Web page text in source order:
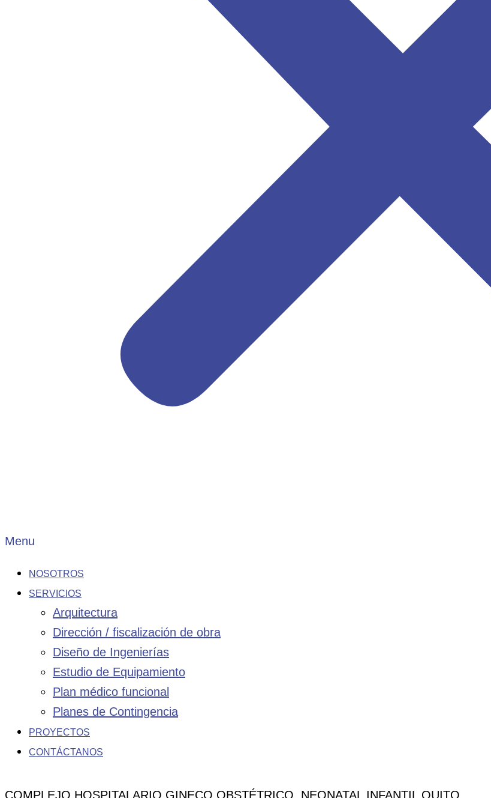
Menu
NOSOTROS
SERVICIOS
Arquitectura
Dirección / fiscalización de obra
Diseño de Ingenierías
Estudio de Equipamiento
Plan médico funcional
Planes de Contingencia
PROYECTOS
CONTÁCTANOS
COMPLEJO HOSPITALARIO GINECO OBSTÉTRICO, NEONATAL INFANTIL QUITO